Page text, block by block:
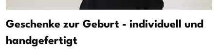
Geschenke zur Geburt - individuell und
handgefertigt